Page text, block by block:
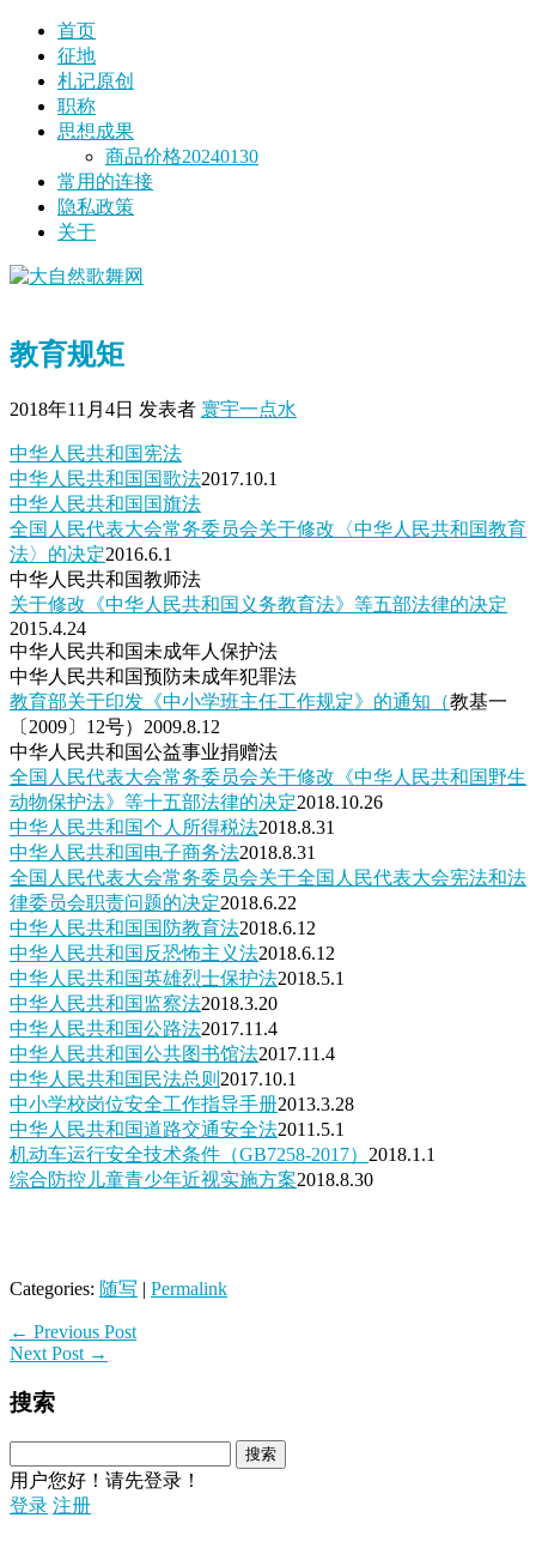
首页
征地
札记原创
职称
思想成果
商品价格20240130
常用的连接
隐私政策
关于
教育规矩
2018年11月4日 发表者 寰宇一点水
中华人民共和国宪法
中华人民共和国国歌法2017.10.1
中华人民共和国国旗法
全国人民代表大会常务委员会关于修改〈中华人民共和国教育
法〉的决定2016.6.1
中华人民共和国教师法
关于修改《中华人民共和国义务教育法》等五部法律的决定
2015.4.24
中华人民共和国未成年人保护法
中华人民共和国预防未成年犯罪法
教育部关于印发《中小学班主任工作规定》的通知（教基一
〔2009〕12号）2009.8.12
中华人民共和国公益事业捐赠法
全国人民代表大会常务委员会关于修改《中华人民共和国野生
动物保护法》等十五部法律的决定2018.10.26
中华人民共和国个人所得税法2018.8.31
中华人民共和国电子商务法2018.8.31
全国人民代表大会常务委员会关于全国人民代表大会宪法和法
律委员会职责问题的决定2018.6.22
中华人民共和国国防教育法2018.6.12
中华人民共和国反恐怖主义法2018.6.12
中华人民共和国英雄烈士保护法2018.5.1
中华人民共和国监察法2018.3.20
中华人民共和国公路法2017.11.4
中华人民共和国公共图书馆法2017.11.4
中华人民共和国民法总则 2017.10.1
中小学校岗位安全工作指导手册2013.3.28
中华人民共和国道路交通安全法2011.5.1
机动车运行安全技术条件（GB7258-2017） 2018.1.1
综合防控儿童青少年近视实施方案2018.8.30
Categories: 随写 | Permalink
← Previous Post
Next Post →
搜索
用户您好！请先登录！
登录 注册